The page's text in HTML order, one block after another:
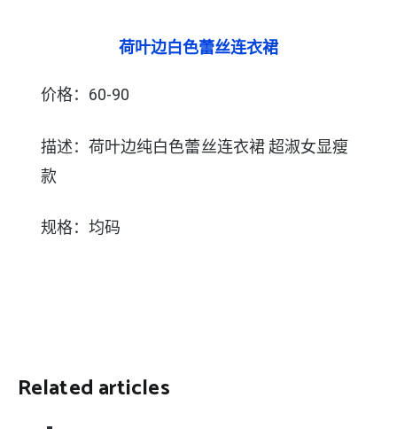
荷叶边白色蕾丝连衣裙
价格：60-90
描述：荷叶边纯白色蕾丝连衣裙 超淑女显瘦
款
规格：均码
Related articles